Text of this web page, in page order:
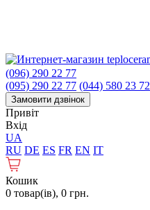
(096) 290 22 77
(095) 290 22 77 (044) 580 23 72
Замовити дзвінок
Привіт
Вхід
UA
RU DE ES FR EN IT
Кошик
0 товар(ів), 0 грн.